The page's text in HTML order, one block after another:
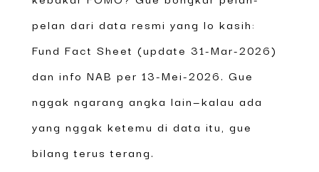
pelan dari data resmi yang lo kasih:
Fund Fact Sheet (update 31-Mar-2026)
dan info NAB per 13-Mei-2026. Gue
nggak ngarang angka lain—kalau ada
yang nggak ketemu di data itu, gue
bilang terus terang.